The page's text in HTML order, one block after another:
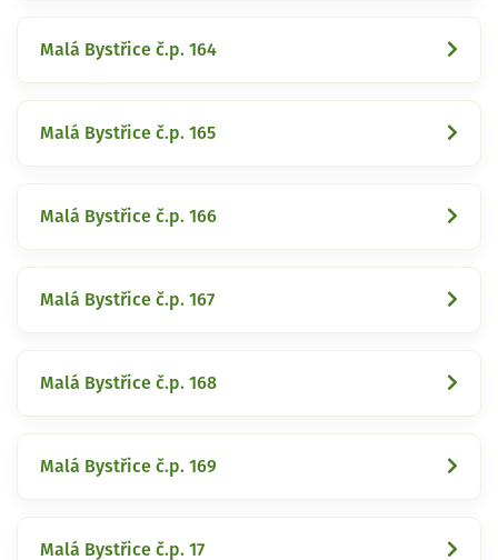
Malá Bystřice č.p. 164
Malá Bystřice č.p. 165
Malá Bystřice č.p. 166
Malá Bystřice č.p. 167
Malá Bystřice č.p. 168
Malá Bystřice č.p. 169
Malá Bystřice č.p. 17